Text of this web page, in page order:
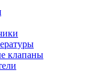
клапаны